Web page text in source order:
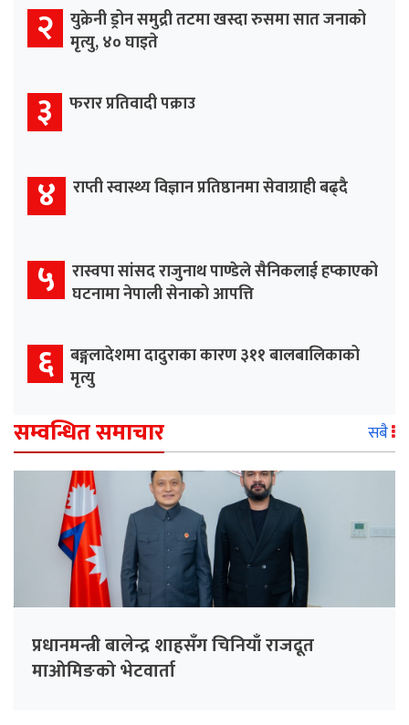
२ युक्रेनी ड्रोन समुद्री तटमा खस्दा रुसमा सात जनाको
मृत्यु, ४० घाइते
३ फरार प्रतिवादी पक्राउ
४ राप्ती स्वास्थ्य विज्ञान प्रतिष्ठानमा सेवाग्राही बढ्दै
५ रास्वपा सांसद राजुनाथ पाण्डेले सैनिकलाई हप्काएको
घटनामा नेपाली सेनाको आपत्ति
६ बङ्गलादेशमा दादुराका कारण ३११ बालबालिकाको
मृत्यु
सम्वन्धित समाचार सबै
प्रधानमन्त्री बालेन्द्र शाहसँग चिनियाँ राजदूत
माओमिङको भेटवार्ता